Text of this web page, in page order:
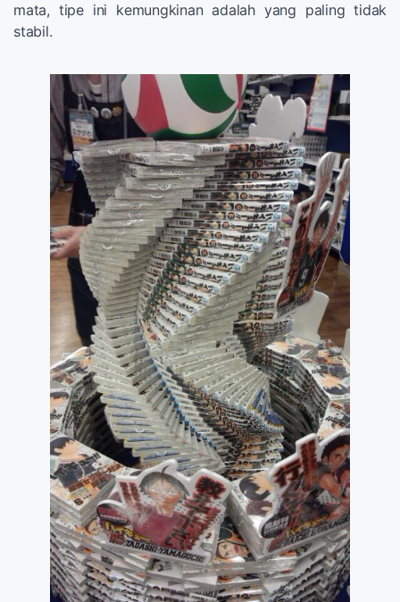
mata, tipe ini kemungkinan adalah yang paling tidak
stabil.